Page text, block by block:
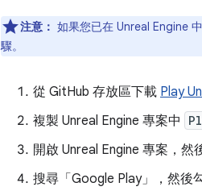
注意： 如果您已在 Unreal Engine
驟。
從 GitHub 存放區下載 Play
複製 Unreal Engine 專案中
開啟 Unreal Engine 專案，
搜尋「Google Play」
，然後